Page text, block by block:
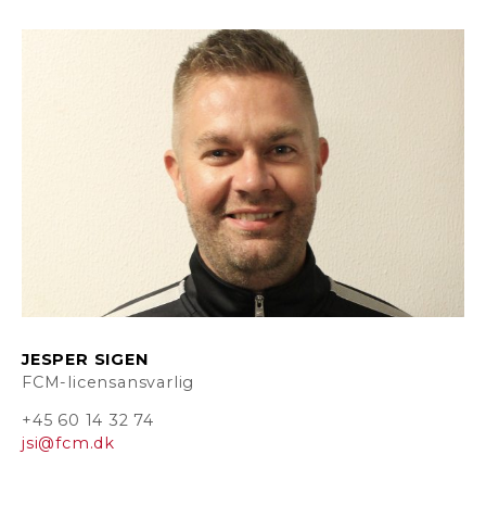
JESPER SIGEN
FCM-licensansvarlig
+45 60 14 32 74
jsi@fcm.dk